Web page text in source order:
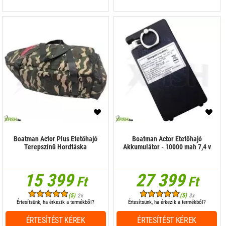
Boatman Actor Plus Etetőhajó
Terepszínű Hordtáska
15 399Ft
(5) 2x
Értesítsünk, ha érkezik a termékből?
ÉRTESÍTÉST KÉREK
Boatman Actor Etetőhajó
Akkumulátor - 10000 mah 7,4 v
27 399Ft
(5) 3x
Értesítsünk, ha érkezik a termékből?
ÉRTESÍTÉST KÉREK